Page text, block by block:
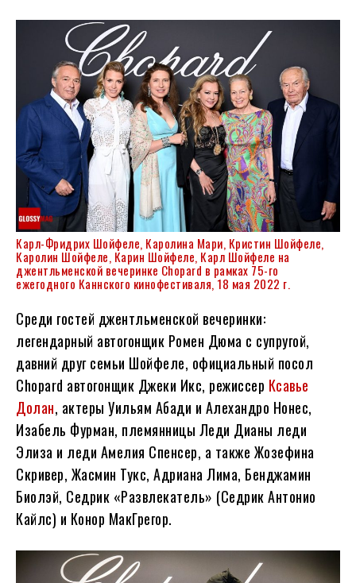
Карл-Фридрих Шойфеле, Каролина Мари, Кристин Шойфеле,
Каролин Шойфеле, Карин Шойфеле, Карл Шойфеле на
джентльменской вечеринке Chopard в рамках 75-го
ежегодного Каннского кинофестиваля, 18 мая 2022 г.
Среди гостей джентльменской вечеринки:
легендарный автогонщик Ромен Дюма с супругой,
давний друг семьи Шойфеле, официальный посол
Chopard автогонщик Джеки Икс, режиссер Ксавье
Долан, актеры Уильям Абади и Алехандро Нонес,
Изабель Фурман, племянницы Леди Дианы леди
Элиза и леди Амелия Спенсер, а также Жозефина
Скривер, Жасмин Тукс, Адриана Лима, Бенджамин
Биолэй, Седрик «Развлекатель» (Седрик Антонио
Кайлс) и Конор МакГрегор.